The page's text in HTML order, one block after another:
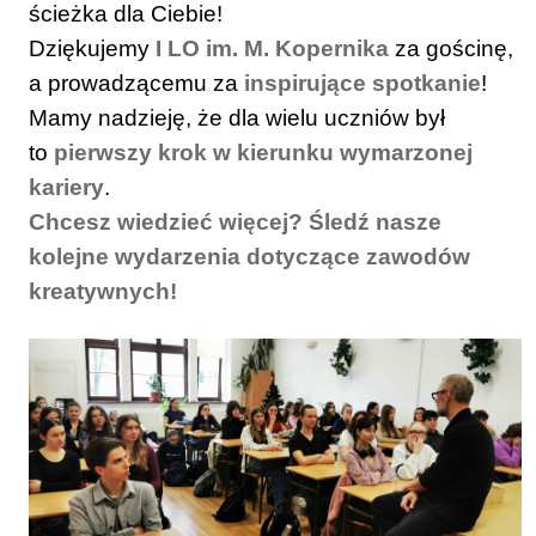
ścieżka dla Ciebie!
Dziękujemy I LO im. M. Kopernika za gościnę,
a prowadzącemu za inspirujące spotkanie!
Mamy nadzieję, że dla wielu uczniów był
to pierwszy krok w kierunku wymarzonej
kariery.
Chcesz wiedzieć więcej? Śledź nasze
kolejne wydarzenia dotyczące zawodów
kreatywnych!